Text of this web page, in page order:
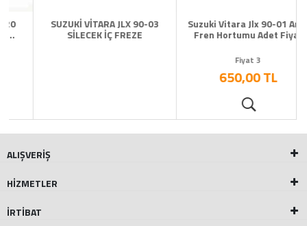
SUZUKİ VİTARA JLX 90-03
SİLECEK İÇ FREZE
Suzuki Vitara Jlx 90-01 Arka
Fren Hortumu Adet Fiyat
Fiyat 3
650,00 TL
ALIŞVERİŞ
HİZMETLER
İRTİBAT